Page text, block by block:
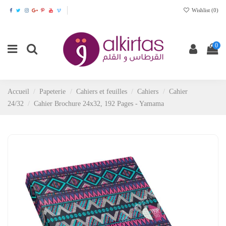
Wishlist (0)
0
Accueil Papeterie Cahiers et feuilles Cahiers
Cahier
24/32
Cahier Brochure 24x32, 192 Pages - Yamama